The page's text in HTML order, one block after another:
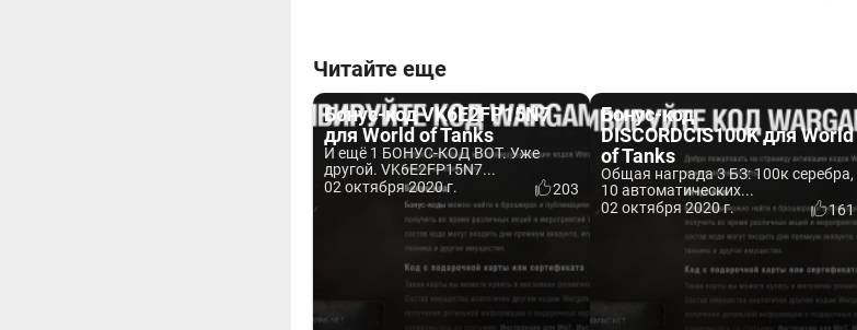
Читайте еще
Бонус-код VK6E2FP15N7
для World of Tanks
И ещё 1 БОНУС-КОД ВОТ. Уже
другой. VK6E2FP15N7...
02 октября 2020 г.
203
Бонус-код
DISCORDCIS100K для World
of Tanks
Общая награда 3 БЗ: 100к серебра,
10 автоматических...
02 октября 2020 г.
161